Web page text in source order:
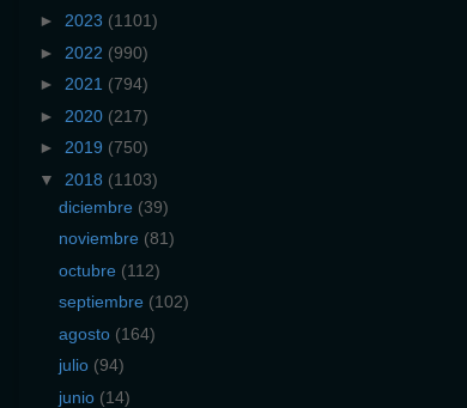
► 2023 (1101)
► 2022 (990)
► 2021 (794)
► 2020 (217)
► 2019 (750)
▼ 2018 (1103)
diciembre (39)
noviembre (81)
octubre (112)
septiembre (102)
agosto (164)
julio (94)
junio (14)